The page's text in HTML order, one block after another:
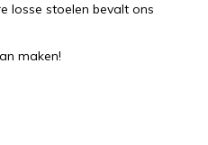
losse stoelen bevalt ons
maken!